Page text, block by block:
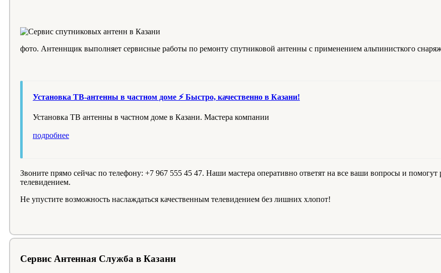
фото. Антеннщик выполняет сервисные работы по ремонту спутниковой антенны с применением альпинисткого
Установка ТВ-антенны в частном доме ⚡ Быстро, качественно в Казани!
Установка ТВ антенны в частном доме в Казани. Мастера компании
подробнее
Звоните прямо сейчас по телефону: +7 967 555 45 47. Наши мастера оперативно ответят на все ваши вопросы и
телевидением.
Не упустите возможность наслаждаться качественным телевидением без лишних хлопот!
Сервис Антенная Служба в Казани